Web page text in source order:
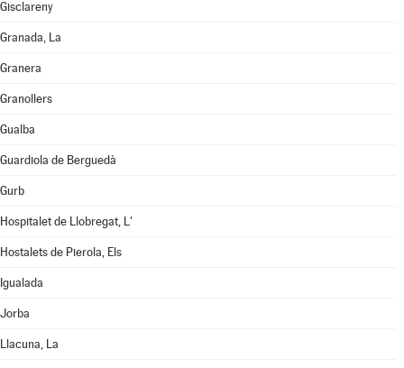
Gisclareny
Granada, La
Granera
Granollers
Gualba
Guardiola de Berguedà
Gurb
Hospitalet de Llobregat, L'
Hostalets de Pierola, Els
Igualada
Jorba
Llacuna, La